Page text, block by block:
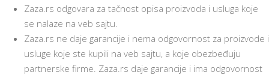
Zaza.rs odgovara za tačnost opisa proizvoda i usluga koje
se nalaze na veb sajtu.
Zaza.rs ne daje garancije i nema odgovornost za proizvode i
usluge koje ste kupili na veb sajtu, a koje obezbeđuju
partnerske firme. Zaza.rs daje garancije i ima odgovornost